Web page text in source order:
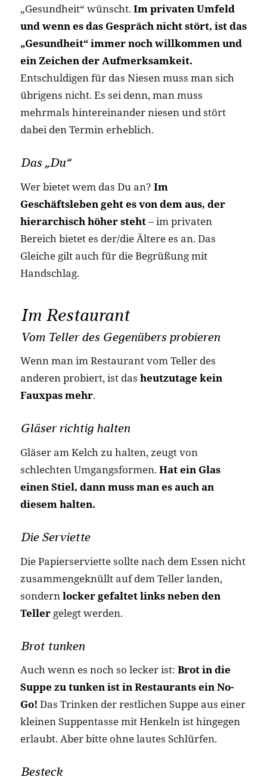
„Gesundheit“ wünscht. Im privaten Umfeld
und wenn es das Gespräch nicht stört, ist das
„Gesundheit“ immer noch willkommen und
ein Zeichen der Aufmerksamkeit.
Entschuldigen für das Niesen muss man sich
übrigens nicht. Es sei denn, man muss
mehrmals hintereinander niesen und stört
dabei den Termin erheblich.
Das „Du“
Wer bietet wem das Du an? Im
Geschäftsleben geht es von dem aus, der
hierarchisch höher steht– im privaten
Bereich bietet es der/die Ältere es an. Das
Gleiche gilt auch für die Begrüßung mit
Handschlag.
Im Restaurant
Vom Teller des Gegenübers probieren
Wenn man im Restaurant vom Teller des
anderen probiert, ist das heutzutage kein
Fauxpas mehr.
Gläser richtig halten
Gläser am Kelch zu halten, zeugt von
schlechten Umgangsformen. Hat ein Glas
einen Stiel, dann muss man es auch an
diesem halten.
Die Serviette
Die Papierserviette sollte nach dem Essen nicht
zusammengeknüllt auf dem Teller landen,
sondernlocker gefaltet links neben den
Tellergelegt werden.
Brot tunken
Auch wenn es noch so lecker ist: Brot in die
Suppe zu tunken ist in Restaurants ein No-
Go! Das Trinken der restlichen Suppe aus einer
kleinen Suppentasse mit Henkeln ist hingegen
erlaubt. Aber bitte ohne lautes Schlürfen.
Besteck